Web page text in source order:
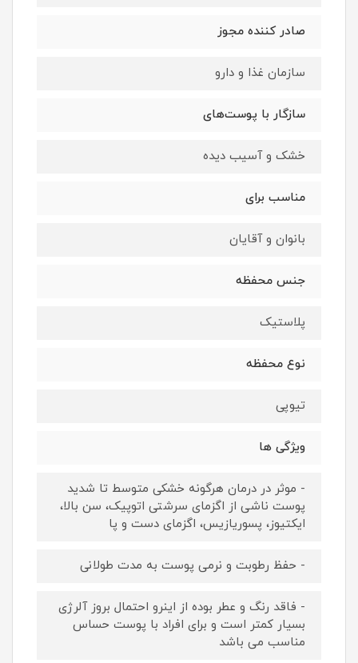
صادر کننده مجوز
سازمان غذا و دارو
سازگار با پوست‌های
خشک و آسیب دیده
مناسب برای
بانوان و آقایان
جنس محفظه
پلاستیک
نوع محفظه
تیوپی
ویژگی ها
- موثر در درمان هرگونه خشکی متوسط تا شدید
پوست ناشی از اگزمای سرشتی اتوپیک، سن بالا،
ایکتیوز، پسوریازیس، اگزمای دست و پا
- حفظ رطوبت و نرمی پوست به مدت طولانی
- فاقد رنگ و عطر بوده از اینرو احتمال بروز آلرژی
بسیار کمتر است و برای افراد با پوست حساس
مناسب می باشد